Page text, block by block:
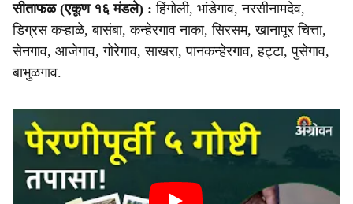
सीताफळ (एकूण १६ मंडले) : हिंगोली, भांडेगाव, नरसीनामदेव,
डिग्रस कऱ्हाळे, बासंबा, कन्हेरगाव नाका, सिरसम, खानापूर चित्ता,
सेनगाव, आजेगाव, गोरेगाव, साखरा, पानकन्हेरगाव, हट्टा, पुसेगाव,
बाभुळगाव.